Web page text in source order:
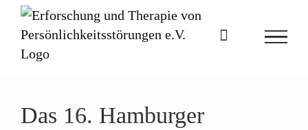
Zum
Inhalt
springen
Das 16. Hamburger